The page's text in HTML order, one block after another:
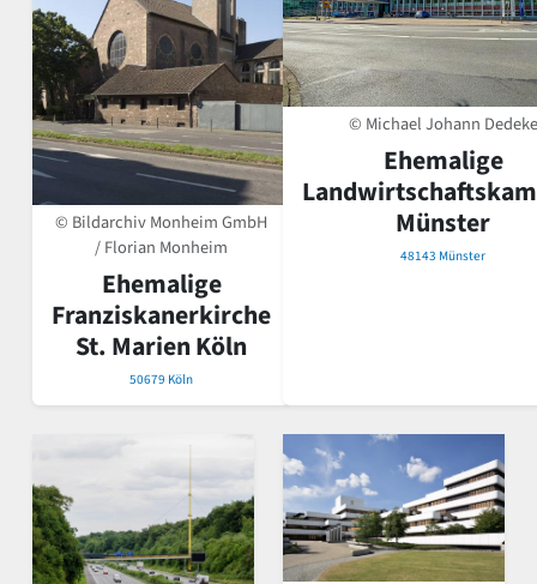
© Bildarchiv Monheim GmbH
/ Florian Monheim
Ehemalige
Franziskanerkirche
St. Marien Köln
50679 Köln
© Michael Johann Dedeke
Ehemalige
Münster
48143 Münster